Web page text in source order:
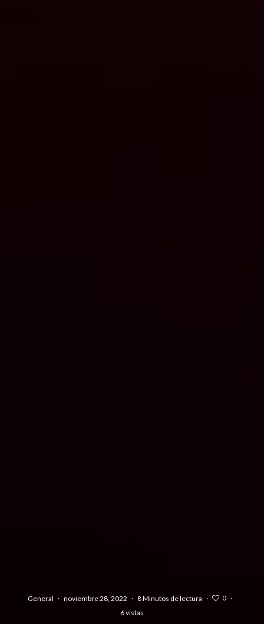
General · noviembre 28, 2022 · 8 Minutos de lectura · 0 ·
6 vistas